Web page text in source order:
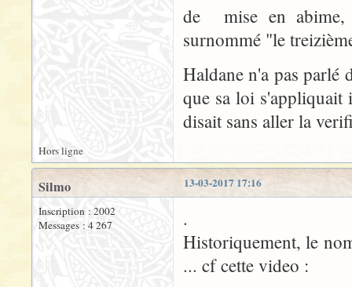
de mise en abime,
surnommé "le
Haldane n'a pas parlé
que sa loi s'appliquait
disait sans aller la
Hors ligne
13-03-2017 17:16
Silmo
Inscription : 2002
Messages : 4 267
.
Historiquement, le
... cf cette video :